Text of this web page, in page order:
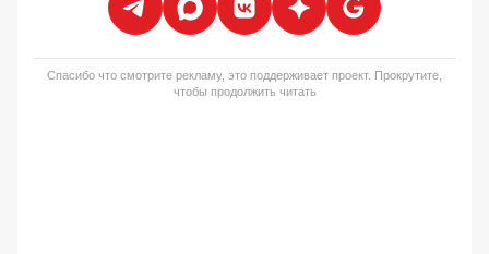
Спасибо что смотрите рекламу, это поддерживает проект. Прокрутите,
чтобы продолжить читать